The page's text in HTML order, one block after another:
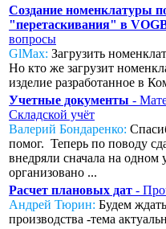
Создание номенклатуры
"перетаскивания" в
вопросы
GlMax: Загрузить
Но кто же загрузит
изделие разработанное в
Учетные документы -
Складской учёт
Валерий Бондаренко:
помог. Теперь по поводу
внедряли сначала на одном
организовано ...
Расчет плановых дат -
Андрей Тюрин: Будем
производства -тема